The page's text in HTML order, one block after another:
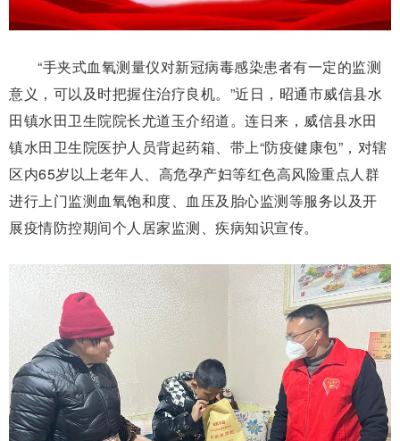
“手夹式血氧测量仪对新冠病毒感染患者有一定的监测
意义，可以及时把握住治疗良机。”近日，昭通市威信县水
田镇水田卫生院院长尤道玉介绍道。连日来，威信县水田
镇水田卫生院医护人员背起药箱、带上“防疫健康包”，对辖
区内65岁以上老年人、高危孕产妇等红色高风险重点人群
进行上门监测血氧饱和度、血压及胎心监测等服务以及开
展疫情防控期间个人居家监测、疾病知识宣传。